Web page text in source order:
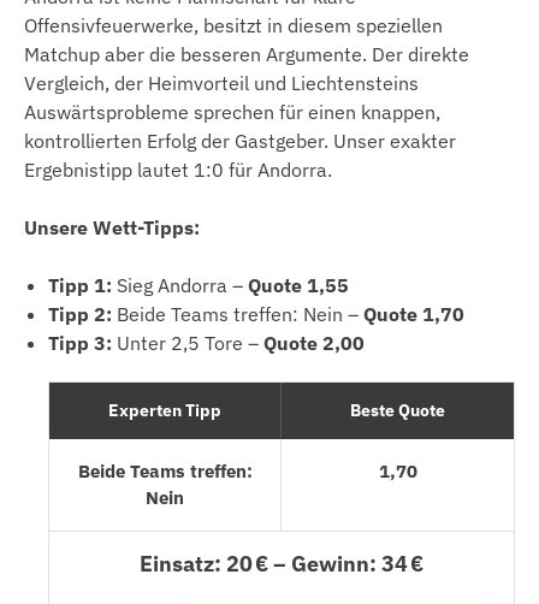
Offensivfeuerwerke, besitzt in diesem speziellen
Matchup aber die besseren Argumente. Der direkte
Vergleich, der Heimvorteil und Liechtensteins
Auswärtsprobleme sprechen für einen knappen,
kontrollierten Erfolg der Gastgeber. Unser exakter
Ergebnistipp lautet 1:0 für Andorra.
Unsere Wett-Tipps:
Tipp 1: Sieg Andorra – Quote 1,55
Tipp 2: Beide Teams treffen: Nein – Quote 1,70
Tipp 3: Unter 2,5 Tore – Quote 2,00
Experten Tipp Beste Quote
Beide Teams treffen:
Nein
1,70
Einsatz: 20 € – Gewinn: 34 €